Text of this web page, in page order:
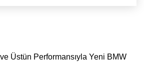
ve Üstün Performansıyla Yeni BMW